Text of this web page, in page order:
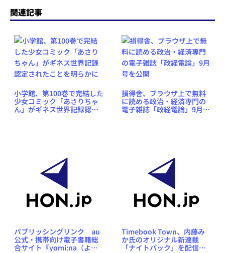
関連記事
小学館、第100巻で完結した
少女コミック「あさりちゃ
ん」がギネス世界記録認定
損得舎、ブラウザ上で無料
に読める政治・経済専門の
電子雑誌「政経電論」9月号
パブリッシングリンク au
公式・携帯向け電子書籍総
合サイト『yomi:na（よみ
Timebook Town、内藤み
か氏のオリジナル新連載
「ナイトパック」を配信ス